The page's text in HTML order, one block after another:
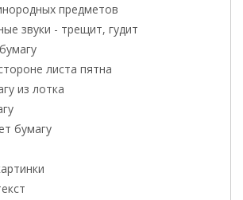
предметов
звуки - трещит, гудит
листа пятна
из лотка
бумагу